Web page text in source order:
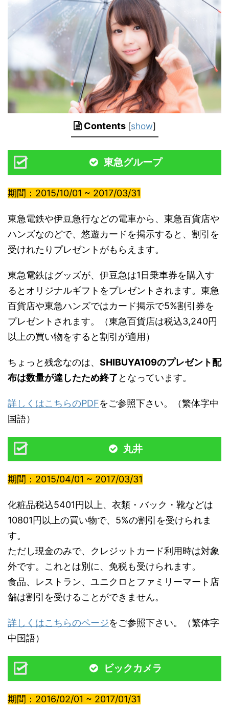
Contents [show]
東急グループ
期間：2015/10/01 ~ 2017/03/31
東急電鉄や伊豆急行などの電車から、東急百貨店や
ハンズなのどで、悠遊カードを掲示すると、割引を
受けれたりプレゼントがもらえます。
東急電鉄はグッズが、伊豆急は1日乗車券を購入す
るとオリジナルギフトをプレゼントされます。東急
百貨店や東急ハンズではカード掲示で5%割引券を
プレゼントされます。（東急百貨店は税込3,240円
以上の買い物をすると割引が適用）
ちょっと残念なのは、 SHIBUYA109のプレゼント配
布は数量が達したため終了 となっています。
詳しくはこちらのPDFをご参照下さい。（繁体字中
国語）
丸井
期間：2015/04/01 ~ 2017/03/31
化粧品税込5401円以上、衣類・バック・靴などは
10801円以上の買い物で、5%の割引を受けられま
す。
ただし現金のみで、クレジットカード利用時は対象
外です。これとは別に、免税も受けられます。
食品、レストラン、ユニクロとファミリーマート店
舗は割引を受けることができません。
詳しくはこちらのページをご参照下さい。（繁体字
中国語）
ビックカメラ
期間：2016/02/01 ~ 2017/01/31